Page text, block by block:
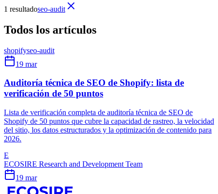
1 resultadoseo-audit
Todos los artículos
shopifyseo-audit
19 mar
Auditoría técnica de SEO de Shopify: lista de
verificación de 50 puntos
Lista de verificación completa de auditoría técnica de SEO de
Shopify de 50 puntos que cubre la capacidad de rastreo, la velocidad
del sitio, los datos estructurados y la optimización de contenido para
2026.
E
ECOSIRE Research and Development Team
19 mar